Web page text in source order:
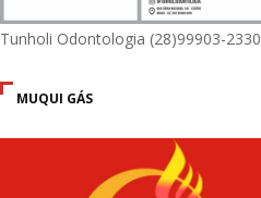
Tunholi Odontologia (28)99903-2330
MUQUI GÁS